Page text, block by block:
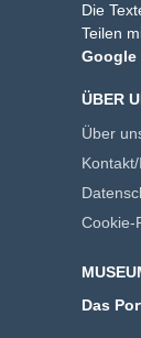
Die
Teilen
Google
ÜBER
Über
Cookie-
Das